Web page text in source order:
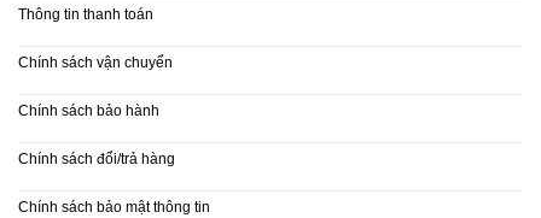
Thông tin thanh toán
Chính sách vận chuyển
Chính sách bảo hành
Chính sách đổi/trả hàng
Chính sách bảo mật thông tin